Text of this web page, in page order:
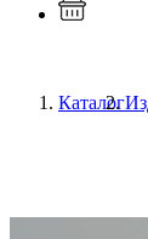
Каталог